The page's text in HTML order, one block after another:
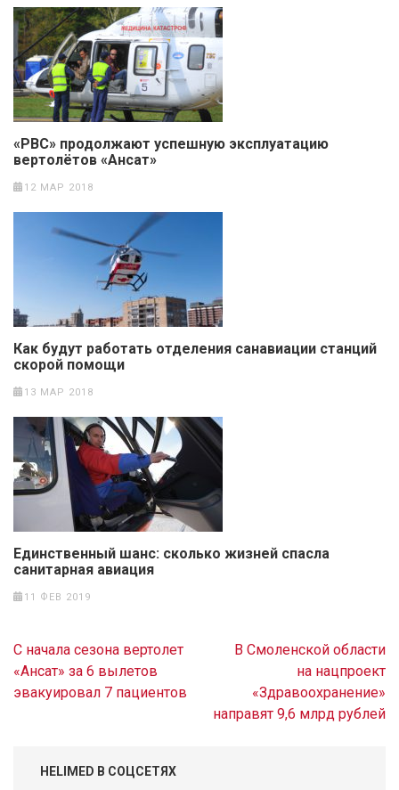
«РВС» продолжают успешную эксплуатацию
вертолётов «Ансат»
12 МАР 2018
Как будут работать отделения санавиации станций
скорой помощи
13 МАР 2018
Единственный шанс: сколько жизней спасла
санитарная авиация
11 ФЕВ 2019
Навигация
по
записям
С начала сезона вертолет
«Ансат» за 6 вылетов
эвакуировал 7 пациентов
В Смоленской области
на нацпроект
«Здравоохранение»
направят 9,6 млрд рублей
HELIMED В СОЦСЕТЯХ